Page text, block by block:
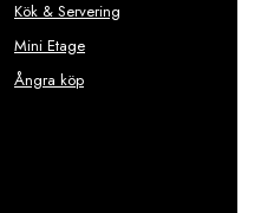
Kök & Servering
Mini Etage
Ångra köp